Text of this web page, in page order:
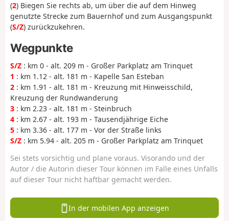
(2) Biegen Sie rechts ab, um über die auf dem Hinweg
genutzte Strecke zum Bauernhof und zum Ausgangspunkt
(S/Z) zurückzukehren.
Wegpunkte
S/Z : km 0 - alt. 209 m - Großer Parkplatz am Trinquet
1 : km 1.12 - alt. 181 m - Kapelle San Esteban
2 : km 1.91 - alt. 181 m - Kreuzung mit Hinweisschild,
Kreuzung der Rundwanderung
3 : km 2.23 - alt. 181 m - Steinbruch
4 : km 2.67 - alt. 193 m - Tausendjährige Eiche
5 : km 3.36 - alt. 177 m - Vor der Straße links
S/Z : km 5.94 - alt. 205 m - Großer Parkplatz am Trinquet
Sei stets vorsichtig und plane voraus. Visorando und der
Autor / die Autorin dieser Tour können im Falle eines Unfalls
auf dieser Tour nicht haftbar gemacht werden.
In der mobilen App anzeigen